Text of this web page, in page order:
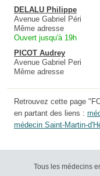
DELALU Philippe
Avenue Gabriel Péri
Même adresse
Ouvert jusqu'à 19h
PICOT Audrey
Avenue Gabriel Peri
Même adresse
Retrouvez cette page
en partant des liens :
médecin Saint-Martin-
Tous les médecins